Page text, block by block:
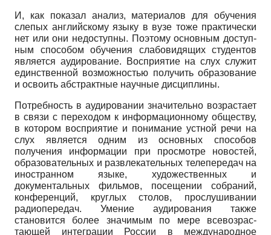
И, как показал анализ, материалов для обучения
слепых английскому языку в вузе тоже практически
нет или они недоступны. Поэтому основным доступ­
ным способом обучения слабовидящих студентов
яв­ляется аудирование. Восприятие на слух служит
един­ственной возможностью получить образование
и осво­ить абстрактные научные дисциплины.
Потребность в аудировании значительно возраста­ет
в связи с переходом к информационному обществу,
в котором восприятие и понимание устной речи на
слух является одним из основных способов
получения информации при просмотре новостей,
образователь­ных и развлекательных телепередач на
иностранном языке, художественных и
документальных фильмов, посещении собраний,
конференций, круглых столов, прослушивании
радиопередач. Умение аудирования также
становится более значимым по мере всевозрас­
тающей интеграции России в международное